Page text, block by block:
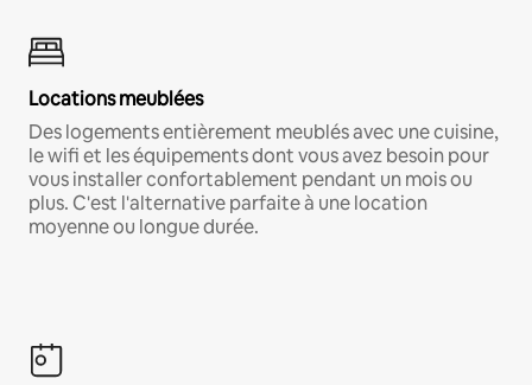
Locations meublées
Des logements entièrement meublés avec une cuisine,
le wifi et les équipements dont vous avez besoin pour
vous installer confortablement pendant un mois ou
plus. C'est l'alternative parfaite à une location
moyenne ou longue durée.